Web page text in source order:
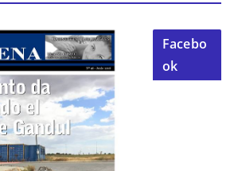
Facebo
ok